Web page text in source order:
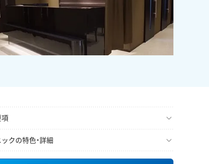
クの特色・詳細